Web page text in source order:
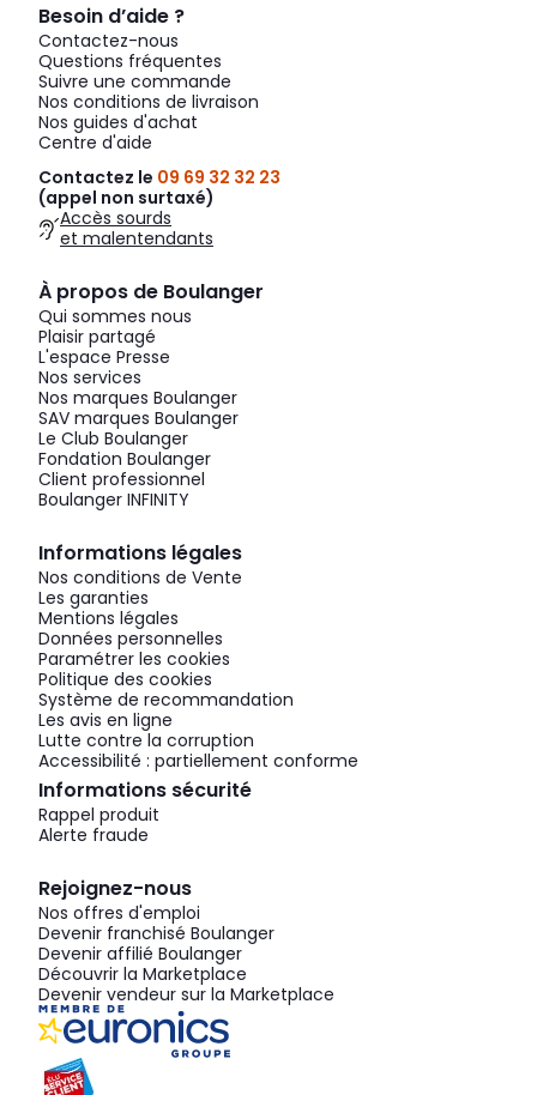
Besoin d’aide ?
Contactez-nous
Questions fréquentes
Suivre une commande
Nos conditions de livraison
Nos guides d'achat
Centre d'aide
Contactez le 09 69 32 32 23
(appel non surtaxé)
Accès sourds
et malentendants
À propos de Boulanger
Qui sommes nous
Plaisir partagé
L'espace Presse
Nos services
Nos marques Boulanger
SAV marques Boulanger
Le Club Boulanger
Fondation Boulanger
Client professionnel
Boulanger INFINITY
Informations légales
Nos conditions de Vente
Les garanties
Mentions légales
Données personnelles
Paramétrer les cookies
Politique des cookies
Système de recommandation
Les avis en ligne
Lutte contre la corruption
Accessibilité : partiellement conforme
Informations sécurité
Rappel produit
Alerte fraude
Rejoignez-nous
Nos offres d'emploi
Devenir franchisé Boulanger
Devenir affilié Boulanger
Découvrir la Marketplace
Devenir vendeur sur la Marketplace